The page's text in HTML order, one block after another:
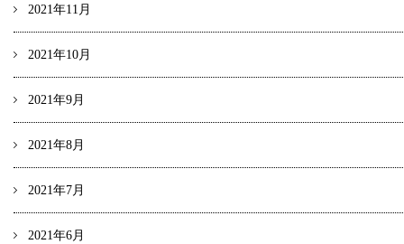
2021年11月
2021年10月
2021年9月
2021年8月
2021年7月
2021年6月